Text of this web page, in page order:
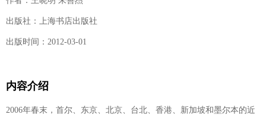
出版社：上海书店出版社
出版时间：2012-03-01
内容介绍
2006年春末，首尔、东京、北京、台北、香港、新加坡和墨尔本的近